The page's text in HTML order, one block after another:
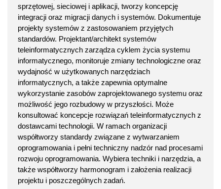
sprzętowej, sieciowej i aplikacji, tworzy koncepcję
integracji oraz migracji danych i systemów. Dokumentuje
projekty systemów z zastosowaniem przyjętych
standardów. Projektant/architekt systemów
teleinformatycznych zarządza cyklem życia systemu
informatycznego, monitoruje zmiany technologiczne oraz
wydajność w użytkowanych narzędziach
informatycznych, a także zapewnia optymalne
wykorzystanie zasobów zaprojektowanego systemu oraz
możliwość jego rozbudowy w przyszłości. Może
konsultować koncepcje rozwiązań teleinformatycznych z
dostawcami technologii. W ramach organizacji
współtworzy standardy związane z wytwarzaniem
oprogramowania i pełni techniczny nadzór nad procesami
rozwoju oprogramowania. Wybiera techniki i narzędzia, a
także współtworzy harmonogram i założenia realizacji
projektu i poszczególnych zadań.